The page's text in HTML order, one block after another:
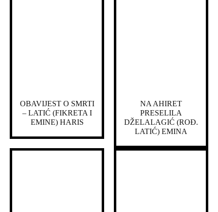
OBAVIJEST O SMRTI
– LATIĆ (FIKRETA I
EMINE) HARIS
NA AHIRET
PRESELILA
DŽELALAGIĆ (ROĐ.
LATIĆ) EMINA